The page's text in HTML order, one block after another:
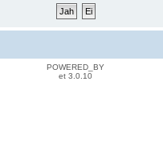
POWERED_BY
et 3.0.10